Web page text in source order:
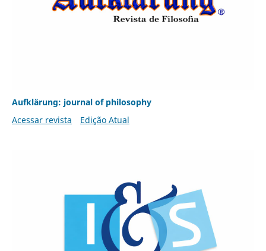
Aufklärung: journal of philosophy
Acessar revista
Edição Atual